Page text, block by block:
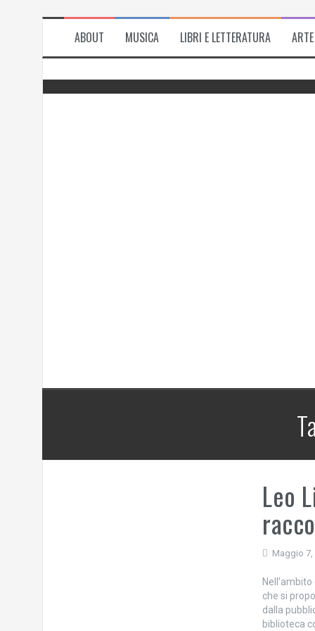
ABOUT MUSICA LIBRI E LETTERATURA ARTE
Leo
Maggio 7,
che si
dalla
biblioteca